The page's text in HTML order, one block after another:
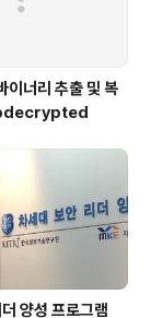
이너리 추출 및 복
양성 프로그램